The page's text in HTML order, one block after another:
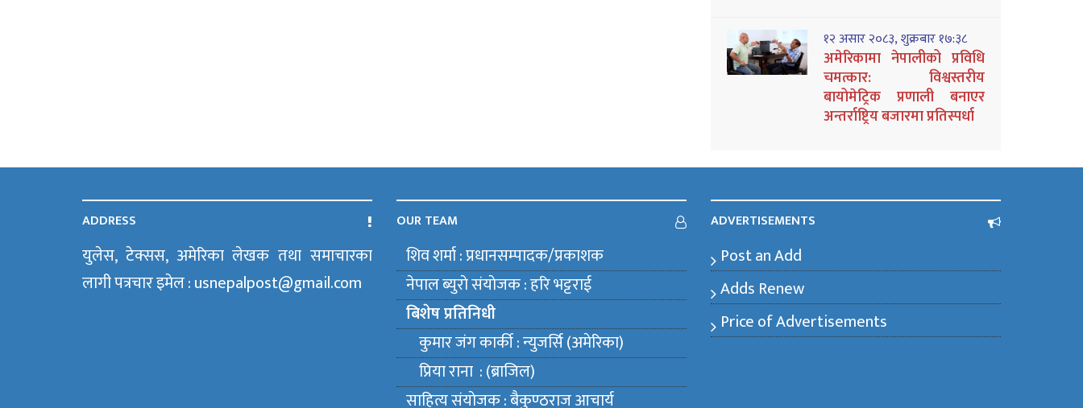
१२ असार २०८३, शुक्रबार १७:३८
अमेरिकामा नेपालीको प्रविधि
चमत्कार: विश्वस्तरीय
बायोमेट्रिक प्रणाली बनाएर
अन्तर्राष्ट्रिय बजारमा प्रतिस्पर्धा
ADDRESS
युलेस, टेक्सस, अमेरिका लेखक तथा समाचारका
लागी पत्रचार इमेल : usnepalpost@gmail.com
OUR TEAM
शिव शर्मा : प्रधानसम्पादक/प्रकाशक
नेपाल ब्युराे संयाेजक : हरि भट्टराई
बिशेष प्रतिनिधी
कुमार जंग कार्की : न्युजर्सि (अमेरिका)
प्रिया राना : (ब्राजिल)
साहित्य संयाेजक : बैकुण्ठराज आचार्य
ADVERTISEMENTS
Post an Add
Adds Renew
Price of Advertisements